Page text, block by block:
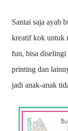
Santai saja ayah
kreatif kok untuk
fun, bisa
printing dan
jadi anak-anak